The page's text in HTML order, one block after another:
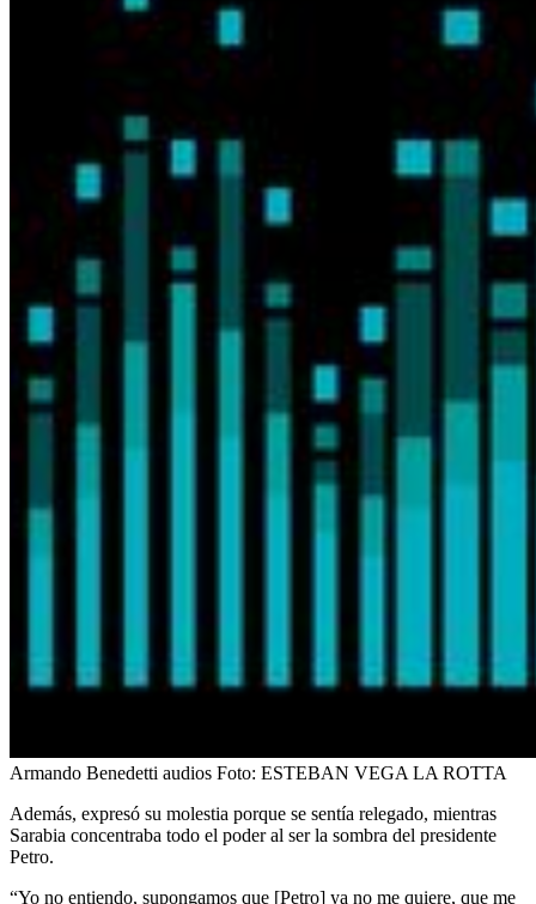
Armando Benedetti audios Foto: ESTEBAN VEGA LA ROTTA
Además, expresó su molestia porque se sentía relegado, mientras
Sarabia concentraba todo el poder al ser la sombra del presidente
Petro.
“Yo no entiendo, supongamos que [Petro] ya no me quiere, que me